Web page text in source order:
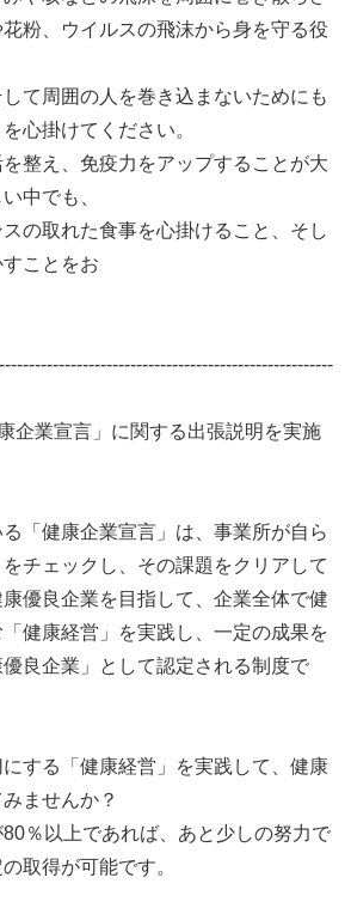
粉、ウイルスの飛沫から身を守る役
て周囲の人を巻き込まないためにも
心掛けてください。
整え、免疫力をアップすることが大
中でも、
の取れた食事を心掛けること、そし
ことをお
企業宣言」に関する出張説明を実施
「健康企業宣言」は、事業所が自ら
をチェックし、その課題をクリアして
優良企業を目指して、企業全体で健
健康経営」を実践し、一定の成果を
優良企業」として認定される制度で
する「健康経営」を実践して、健康
ませんか？
％以上であれば、あと少しの努力で
取得が可能です。